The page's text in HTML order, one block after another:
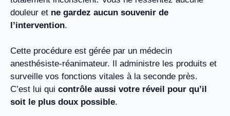
douleur et ne gardez aucun souvenir de
l’intervention.
Cette procédure est gérée par un médecin
anesthésiste-réanimateur. Il administre les produits et
surveille vos fonctions vitales à la seconde près.
C’est lui qui contrôle aussi votre réveil pour qu’il
soit le plus doux possible.